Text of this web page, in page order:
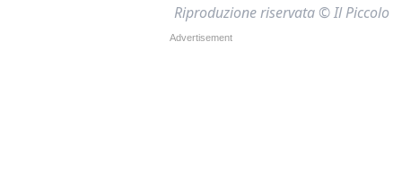
Riproduzione riservata © Il Piccolo